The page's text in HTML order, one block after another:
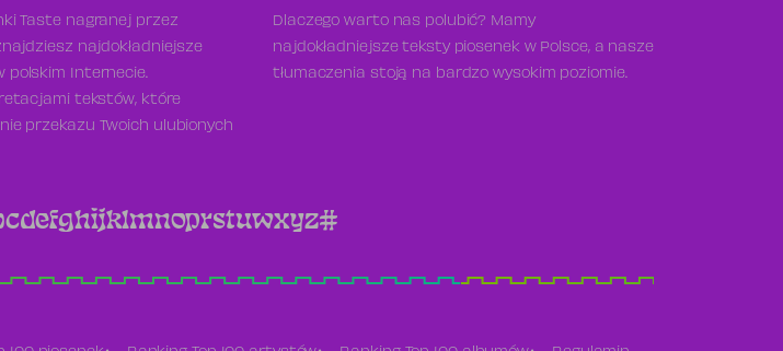
Taste nagranej przez
najdokładniejsze
polskim Internecie.
tekstów, które
przekazu Twoich ulubionych
Dlaczego warto nas polubić? Mamy
najdokładniejsze teksty piosenek w Polsce, a nasze
tłumaczenia stoją na bardzo wysokim poziomie.
cdefghijklmnoprstuwxyz#